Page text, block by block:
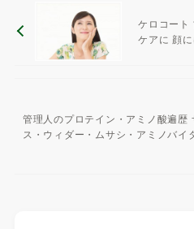
ケロコート
ケアに 顔
管理人のプロテイン・アミノ酸遍歴
ス・ウィダー・ムサシ・アミノバイ